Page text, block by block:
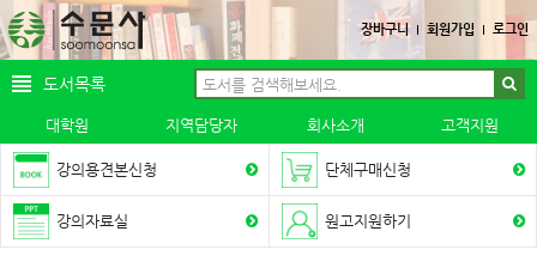
장바구니 회원가입 로그인
도서목록
대학원 지역담당자 회사소개 고객지원
강의용견본신청 단체구매신청
강의자료실 원고지원하기